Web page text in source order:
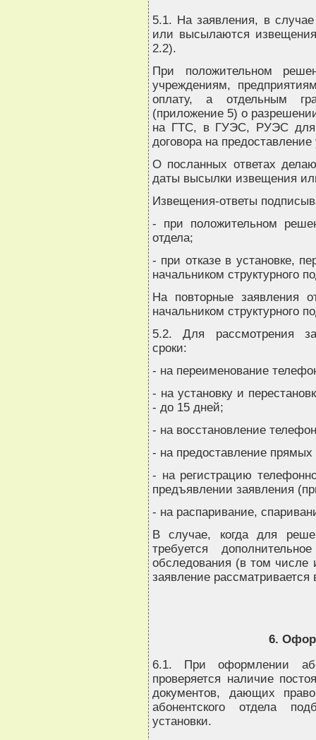
5.1. На заявления, в
или высылаются
2.2).
При положительном
учреждениям,
оплату, а отдельным
(приложение 5) о
на ГТС, в ГУЭС, РУЭС для
договора на предоставление
О посланных ответах
даты высылки извещения
Извещения-ответы
- при положительном
отдела;
- при отказе в установке,
начальником структурного
На повторные заявления
начальником структурного
5.2. Для рассмотрения
сроки:
- на переименование
- на установку и
- до 15 дней;
- на восстановление
- на предоставление
- на регистрацию
предъявлении заявления
- на распаривание,
В случае, когда для
требуется
обследования (в том числе
заявление
6.
6.1. При оформлении
проверяется наличие
документов, дающих
абонентского отдела
установки.